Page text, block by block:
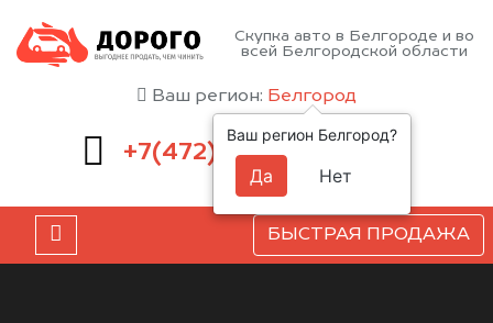
Скупка авто в Белгороде и во
всей Белгородской области
Ваш регион: Белгород
+7(472) 220-54-52
БЫСТРАЯ ПРОДАЖА
Ваш регион Белгород?
Да Нет